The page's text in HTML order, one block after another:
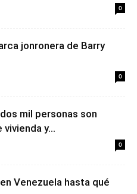
0
jonronera de Barry
0
mil personas son
y...
0
Venezuela hasta qué